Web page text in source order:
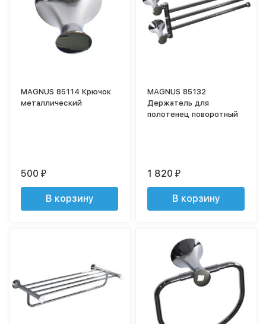
MAGNUS 85114 Крючок
металлический
500₽
В корзину
MAGNUS 85132
Держатель для
полотенец поворотный
1 820₽
В корзину